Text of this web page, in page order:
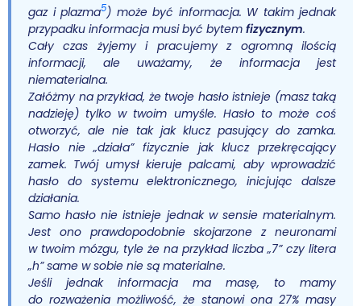
gaz i plazma5) może być informacja. W takim jednak
przypadku informacja musi być bytem fizycznym.
Cały czas żyjemy i pracujemy z ogromną ilością
informacji, ale uważamy, że informacja jest
niematerialna.
Załóżmy na przykład, że twoje hasło istnieje (masz taką
nadzieję) tylko w twoim umyśle. Hasło to może coś
otworzyć, ale nie tak jak klucz pasujący do zamka.
Hasło nie „działa” fizycznie jak klucz przekręcający
zamek. Twój umysł kieruje palcami, aby wprowadzić
hasło do systemu elektronicznego, inicjując dalsze
działania.
Samo hasło nie istnieje jednak w sensie materialnym.
Jest ono prawdopodobnie skojarzone z neuronami
w twoim mózgu, tyle że na przykład liczba „7” czy litera
„h” same w sobie nie są materialne.
Jeśli jednak informacja ma masę, to mamy
do rozważenia możliwość, że stanowi ona 27% masy